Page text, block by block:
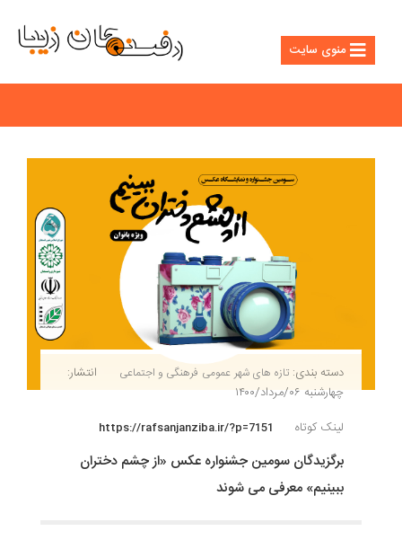
منوی سایت
دسته بندی: تازه های شهر عمومی فرهنگی و اجتماعی
انتشار:
چهارشنبه ۰۶/مرداد/۱۴۰۰
لینک کوتاه
https://rafsanjanziba.ir/?p=7151
برگزیدگان سومین جشنواره عکس «از چشم دختران
ببینیم» معرفی می شوند